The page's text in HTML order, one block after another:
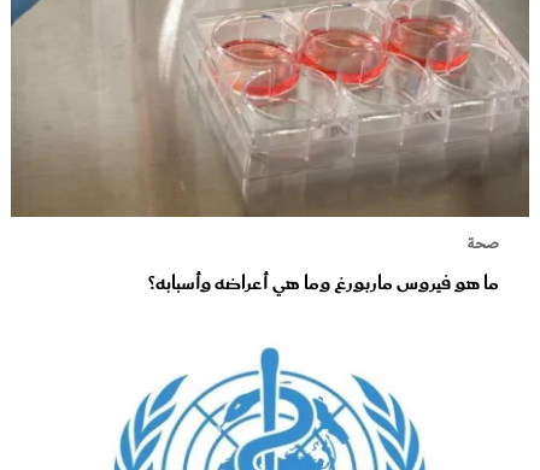
صحة
ما هو فيروس ماربورغ وما هي أعراضه وأسبابه؟